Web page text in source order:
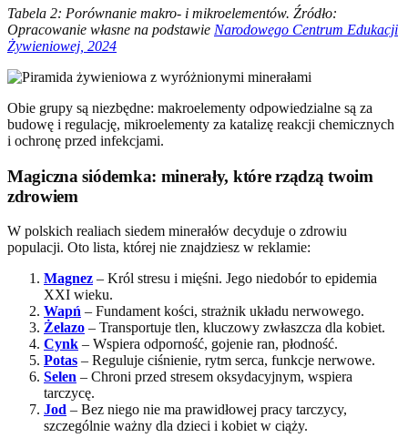
Tabela 2: Porównanie makro- i mikroelementów. Źródło:
Opracowanie własne na podstawie Narodowego Centrum Edukacji
Żywieniowej, 2024
Obie grupy są niezbędne: makroelementy odpowiedzialne są za
budowę i regulację, mikroelementy za katalizę reakcji chemicznych
i ochronę przed infekcjami.
Magiczna siódemka: minerały, które rządzą twoim
zdrowiem
W polskich realiach siedem minerałów decyduje o zdrowiu
populacji. Oto lista, której nie znajdziesz w reklamie:
Magnez – Król stresu i mięśni. Jego niedobór to epidemia
XXI wieku.
Wapń – Fundament kości, strażnik układu nerwowego.
Żelazo – Transportuje tlen, kluczowy zwłaszcza dla kobiet.
Cynk – Wspiera odporność, gojenie ran, płodność.
Potas – Reguluje ciśnienie, rytm serca, funkcje nerwowe.
Selen – Chroni przed stresem oksydacyjnym, wspiera
tarczycę.
Jod – Bez niego nie ma prawidłowej pracy tarczycy,
szczególnie ważny dla dzieci i kobiet w ciąży.